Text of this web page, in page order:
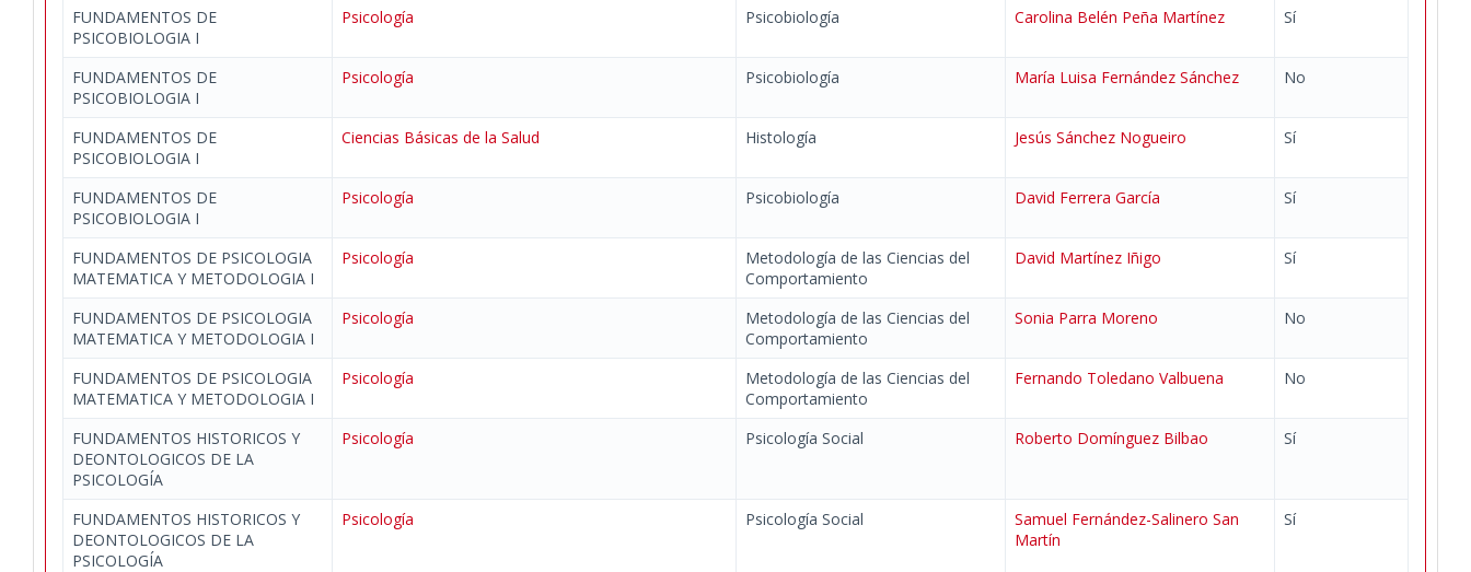
FUNDAMENTOS DE
PSICOBIOLOGIA I
Psicología Psicobiología Carolina Belén Peña Martínez Sí
FUNDAMENTOS DE
PSICOBIOLOGIA I
Psicología Psicobiología María Luisa Fernández Sánchez No
FUNDAMENTOS DE
PSICOBIOLOGIA I
Ciencias Básicas de la Salud Histología Jesús Sánchez Nogueiro Sí
FUNDAMENTOS DE
PSICOBIOLOGIA I
Psicología Psicobiología David Ferrera García Sí
FUNDAMENTOS DE PSICOLOGIA
MATEMATICA Y METODOLOGIA I
Psicología
Metodología de las Ciencias del
Comportamiento
David Martínez Iñigo Sí
FUNDAMENTOS DE PSICOLOGIA
MATEMATICA Y METODOLOGIA I
Psicología
Metodología de las Ciencias del
Comportamiento
Sonia Parra Moreno No
FUNDAMENTOS DE PSICOLOGIA
MATEMATICA Y METODOLOGIA I
Psicología
Metodología de las Ciencias del
Comportamiento
Fernando Toledano Valbuena No
FUNDAMENTOS HISTORICOS Y
DEONTOLOGICOS DE LA
PSICOLOGÍA
Psicología Psicología Social Roberto Domínguez Bilbao Sí
FUNDAMENTOS HISTORICOS Y
DEONTOLOGICOS DE LA
PSICOLOGÍA
Psicología Psicología Social
Samuel Fernández-Salinero San
Martín
Sí